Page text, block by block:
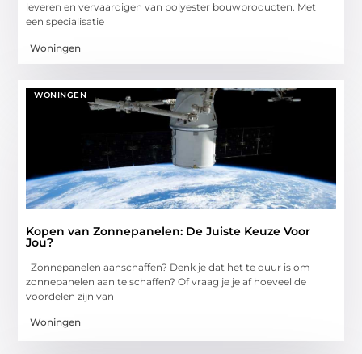
leveren en vervaardigen van polyester bouwproducten. Met
een specialisatie
Woningen
WONINGEN
Kopen van Zonnepanelen: De Juiste Keuze Voor
Jou?
Zonnepanelen aanschaffen? Denk je dat het te duur is om
zonnepanelen aan te schaffen? Of vraag je je af hoeveel de
voordelen zijn van
Woningen